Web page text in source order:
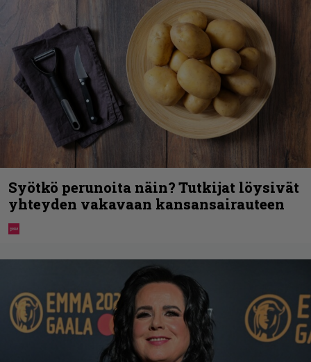
Syötkö perunoita näin? Tutkijat löysivät
yhteyden vakavaan kansansairauteen